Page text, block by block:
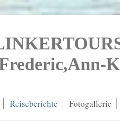
Reiseberichte Fotogallerie